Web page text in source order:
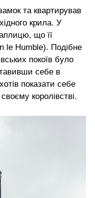
та квартирував
крила. У
що її
le Humble). Подібне
покоїв було
себе в
показати себе
королівстві.